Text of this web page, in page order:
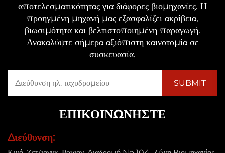
αποτελεσματικότητας για διάφορες βιομηχανίες. Η
προηγμένη μηχανή μας εξασφαλίζει ακρίβεια,
βιωσιμότητα και βελτιστοποιημένη παραγωγή.
Ανακαλύψτε σήμερα αξιόπιστη καινοτομία σε
συσκευασία.
ΕΠΙΚΟΙΝΩΝΉΣΤΕ
Διεύθυνση: